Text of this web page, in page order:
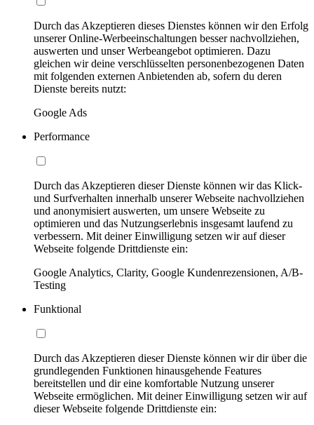
Durch das Akzeptieren dieses Dienstes können wir den Erfolg
unserer Online-Werbeeinschaltungen besser nachvollziehen,
auswerten und unser Werbeangebot optimieren. Dazu
gleichen wir deine verschlüsselten personenbezogenen Daten
mit folgenden externen Anbietenden ab, sofern du deren
Dienste bereits nutzt:
Google Ads
Performance
Durch das Akzeptieren dieser Dienste können wir das Klick-
und Surfverhalten innerhalb unserer Webseite nachvollziehen
und anonymisiert auswerten, um unsere Webseite zu
optimieren und das Nutzungserlebnis insgesamt laufend zu
verbessern. Mit deiner Einwilligung setzen wir auf dieser
Webseite folgende Drittdienste ein:
Google Analytics, Clarity, Google Kundenrezensionen, A/B-
Testing
Funktional
Durch das Akzeptieren dieser Dienste können wir dir über die
grundlegenden Funktionen hinausgehende Features
bereitstellen und dir eine komfortable Nutzung unserer
Webseite ermöglichen. Mit deiner Einwilligung setzen wir auf
dieser Webseite folgende Drittdienste ein: